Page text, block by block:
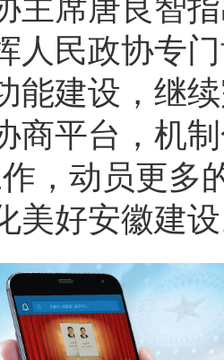
主席唐良智
人民政协专
能建设，继
商平台，机
，动员更多
美好安徽建